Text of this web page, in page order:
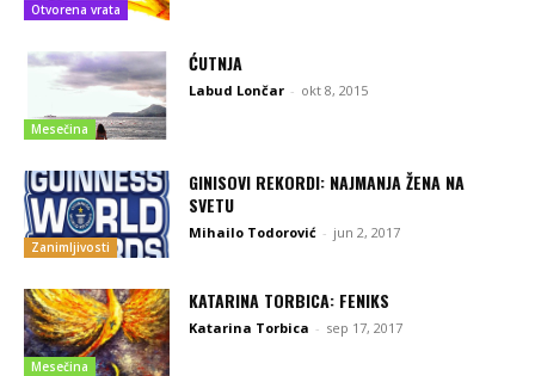
Otvorena vrata
Mesečina
ĆUTNJA
Labud Lončar - okt 8, 2015
Zanimljivosti
GINISOVI REKORDI: NAJMANJA ŽENA NA
SVETU
Mihailo Todorović - jun 2, 2017
Mesečina
KATARINA TORBICA: FENIKS
Katarina Torbica - sep 17, 2017